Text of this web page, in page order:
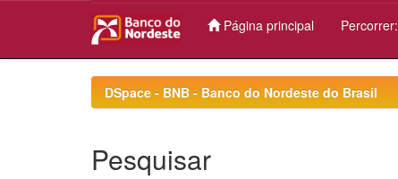
Página principal Percorrer:
DSpace - BNB - Banco do Nordeste do Brasil
Pesquisar